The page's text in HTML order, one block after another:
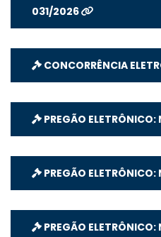
031/2026
CONCORRÊNCIA
PREGÃO
PREGÃO
PREGÃO